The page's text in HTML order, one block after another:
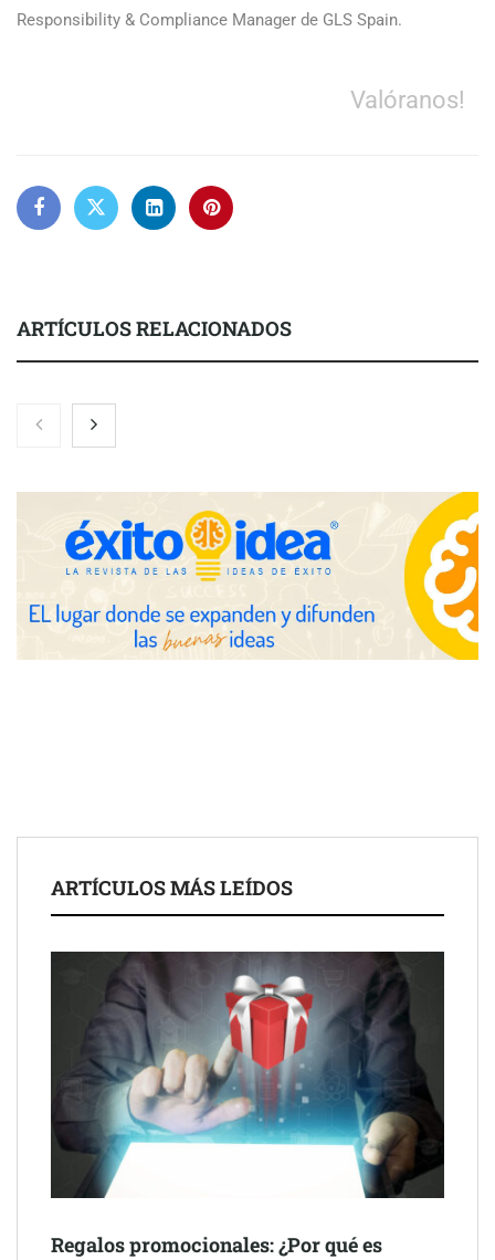
Responsibility & Compliance Manager de GLS Spain.
Valóranos!
ARTÍCULOS RELACIONADOS
El 82% de empresas industriales no encuentra personal
disponible: 100.000€ para formar nuevos profesionales
Nicols presenta seis modelos de anillos de compromiso para el
eclipse solar del 12 de agosto
Zoomex mejora su Strategy Center con herramientas
avanzadas para trading estratégico
Schaeffler mejora su rentabilidad en el primer semestre de 2026
ARTÍCULOS MÁS LEÍDOS
Regalos promocionales: ¿Por qué es